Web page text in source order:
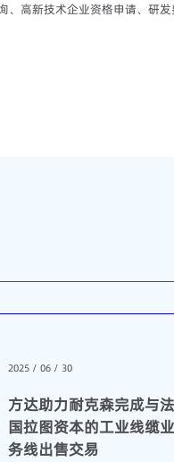
高新技术企业资格申请、研
2025 / 06 / 30
方达助力耐克森完成与法
国拉图资本的工业线缆业
务线出售交易